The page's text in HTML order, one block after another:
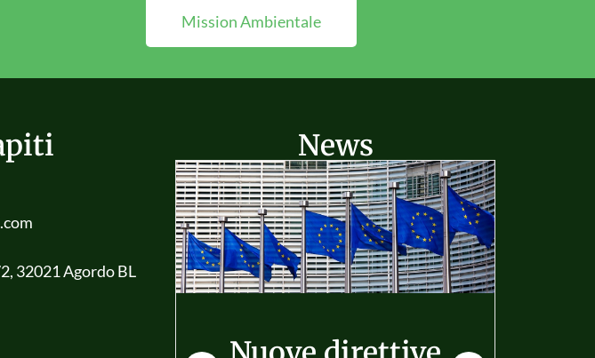
Mission Ambientale
32021 Agordo BL
News